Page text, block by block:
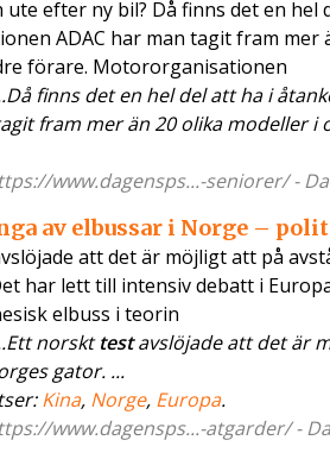
ute efter ny bil? Då finns det en
ADAC har man tagit fram
förare. Motororganisationen
finns det en hel del att ha i
fram mer än 20 olika modeller
www.dagensps...-seniorer/ -
av elbussar i Norge –
att det är möjligt att på
har lett till intensiv debatt i
elbuss i teorin
norskttestavslöjade att det är
gator. ...
Kina, Norge, Europa.
www.dagensps...-atgarder/ -